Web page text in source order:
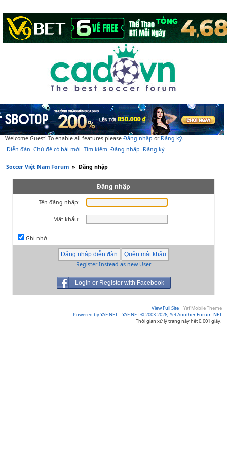
Welcome Guest! To enable all features please Đăng nhập orĐăng ký.
Diễn đàn Chủ đề có bài mới Tìm kiếm Đăng nhập Đăng ký
Soccer Việt Nam Forum » Đăng nhập
Đăng nhập
Tên đăng nhập:
Mật khẩu:
Ghi nhớ
Register Instead as new User
Login or Register with Facebook
View Full Site | Yaf Mobile Theme
Powered by YAF.NET | YAF.NET © 2003-2026, Yet Another Forum.NET
Thời gian xử lý trang này hết 0.001 giây.